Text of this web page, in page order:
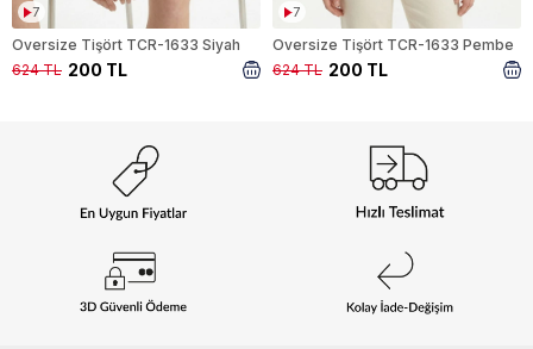
7
Oversize Tişört TCR-1633 Siyah
200 TL
624 TL
7
Oversize Tişört TCR-1633 Pembe
200 TL
624 TL